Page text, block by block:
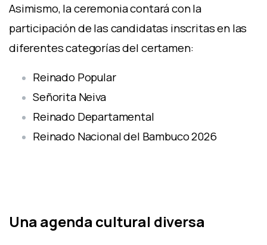
Asimismo, la ceremonia contará con la
participación de las candidatas inscritas en las
diferentes categorías del certamen:
Reinado Popular
Señorita Neiva
Reinado Departamental
Reinado Nacional del Bambuco 2026
Una agenda cultural diversa